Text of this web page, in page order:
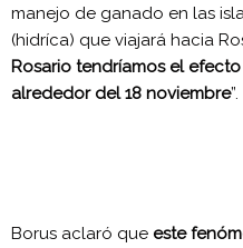
manejo de ganado en las
(hidríca) que viajará hacia
Rosario tendríamos el
alrededor del 18 noviembre”.
Borus aclaró que este